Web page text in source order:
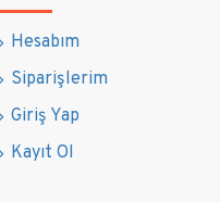
Hesabım
Siparişlerim
Giriş Yap
Kayıt Ol